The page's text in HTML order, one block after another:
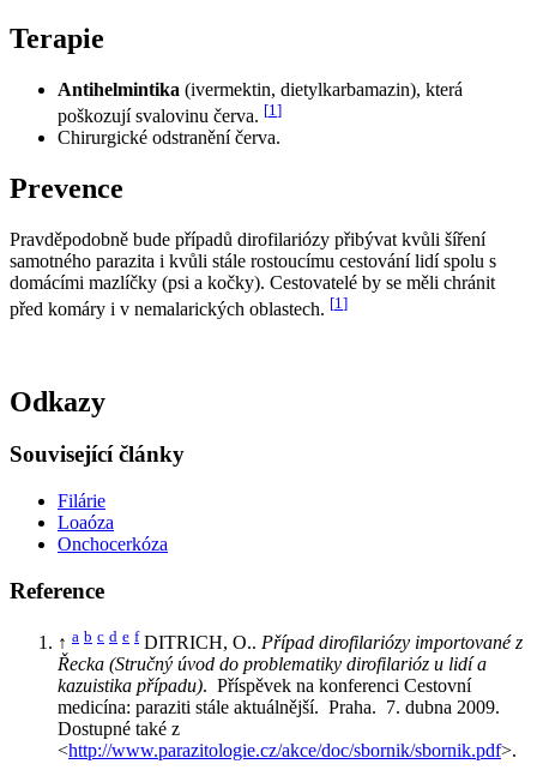
Terapie
Antihelmintika (ivermektin, dietylkarbamazin), která
poškozují svalovinu červa. [1]
Chirurgické odstranění červa.
Prevence
Pravděpodobně bude případů dirofilariózy přibývat kvůli šíření
samotného parazita i kvůli stále rostoucímu cestování lidí spolu s
domácími mazlíčky (psi a kočky). Cestovatelé by se měli chránit
před komáry i v nemalarických oblastech. [1]
Odkazy
Související články
Filárie
Loaóza
Onchocerkóza
Reference
↑ a b c d e f DITRICH, O.. Případ dirofilariózy importované z
Řecka (Stručný úvod do problematiky dirofilarióz u lidí a
kazuistika případu). Příspěvek na konferenci Cestovní
medicína: paraziti stále aktuálnější. Praha. 7. dubna 2009.
Dostupné také z
<http://www.parazitologie.cz/akce/doc/sbornik/sbornik.pdf>.